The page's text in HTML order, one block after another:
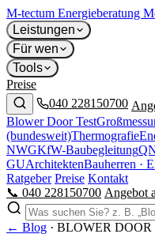
M-tectum Energieberatung
Leistungen
Für wen
Tools
Preise
040 228150700
Blower Door Test
(bundesweit)Thermografie
NWGKfW-Baubegleitung
GUArchitektenBauherren ·
Ratgeber Preise Kontakt
📞 040 228150700 Angebot
← Blog · BLOWER DOOR